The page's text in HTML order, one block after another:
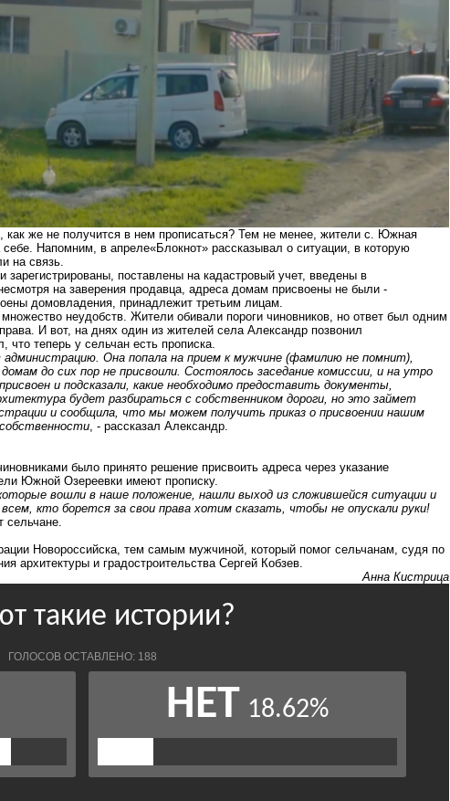
как же не получится в нем прописаться? Тем не менее, жители с. Южная
себе. Напомним, в апреле«Блокнот» рассказывал о ситуации, в которую
на связь.
поставлены на кадастровый учет, введены в
на заверения продавца, адреса домам присвоены не были -
домовладения, принадлежит третьим лицам.
неудобств. Жители обивали пороги чиновников, но ответ был одним
И вот, на днях один из жителей села Александр позвонил
что теперь у сельчан есть прописка.
администрацию. Она попала на прием к мужчине (фамилию не помнит),
до сих пор не присвоили. Состоялось заседание комиссии, и на утро
и подсказали, какие необходимо предоставить документы,
будет разбираться с собственником дороги, но это займет
и сообщила, что мы можем получить приказ о присвоении нашим
, - рассказал Александр.
было принято решение присвоить адреса через указание
Южной Озереевки имеют прописку.
вошли в наше положение, нашли выход из сложившейся ситуации и
кто борется за свои права хотим сказать, чтобы не опускали руки!
сельчане.
Новороссийска, тем самым мужчиной, который помог сельчанам, судя по
архитектуры и градостроительства Сергей Кобзев.
Анна Кистрица